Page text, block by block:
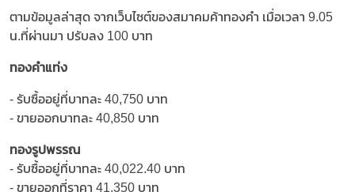
ตามข้อมูลล่าสุด จากเว็บไซต์ของสมาคมค้าทองคำ เมื่อเวลา 9.05
น.ที่ผ่านมา ปรับลง 100 บาท
ทองคำแท่ง
- รับซื้ออยู่ที่บาทละ 40,750 บาท
- ขายออกบาทละ 40,850 บาท
ทองรูปพรรณ
- รับซื้ออยู่ที่บาทละ 40,022.40 บาท
- ขายออกที่ราคา 41,350 บาท